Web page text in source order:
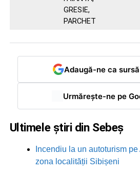
GRESIE,
PARCHET
Adaugă-ne ca
Urmărește-ne pe
Ultimele știri din Sebeș
Incendiu la un autoturism
zona localității Sibișeni